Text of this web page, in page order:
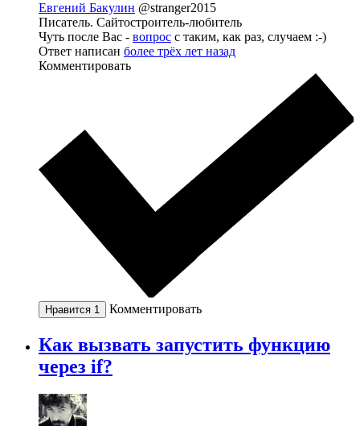
Евгений Бакулин @stranger2015
Писатель. Сайтостроитель-любитель
Чуть после Вас - вопрос с таким, как раз, случаем :-)
Ответ написан более трёх лет назад
Комментировать
Нравится 1 Комментировать
Как вызвать запустить функцию
через if?